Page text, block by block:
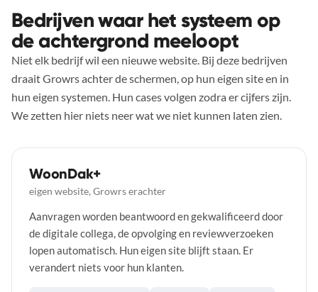
Bedrijven waar het systeem op
de achtergrond meeloopt
Niet elk bedrijf wil een nieuwe website. Bij deze bedrijven
draait Growrs achter de schermen, op hun eigen site en in
hun eigen systemen. Hun cases volgen zodra er cijfers zijn.
We zetten hier niets neer wat we niet kunnen laten zien.
WoonDak+
eigen website, Growrs erachter
Aanvragen worden beantwoord en gekwalificeerd door
de digitale collega, de opvolging en reviewverzoeken
lopen automatisch. Hun eigen site blijft staan. Er
verandert niets voor hun klanten.